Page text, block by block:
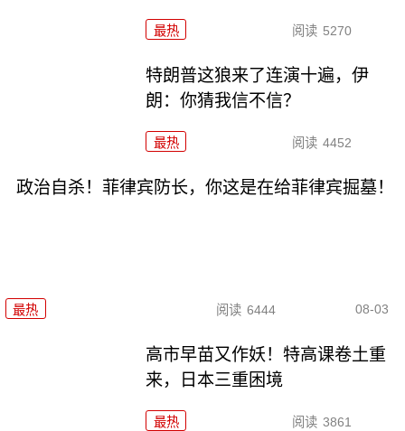
最热 阅读 5270
特朗普这狼来了连演十遍，伊
朗：你猜我信不信？
最热 阅读 4452
政治自杀！菲律宾防长，你这是在给菲律宾掘墓！
最热 阅读 6444 08-03
高市早苗又作妖！特高课卷土重
来，日本三重困境
最热 阅读 3861